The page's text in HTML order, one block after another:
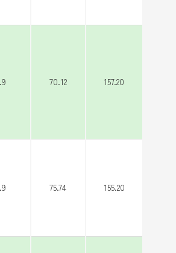
70.12 157.20
75.74 155.20